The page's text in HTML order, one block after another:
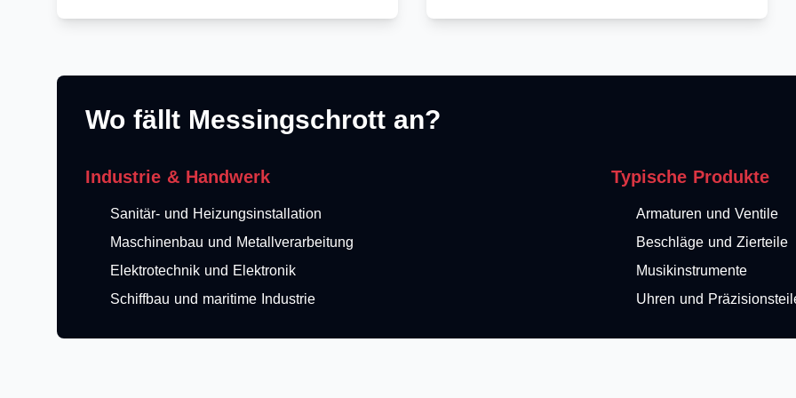
Wo fällt Messingschrott an?
Industrie & Handwerk
Sanitär- und Heizungsinstallation
Maschinenbau und Metallverarbeitung
Elektrotechnik und Elektronik
Schiffbau und maritime Industrie
Typische Produkte
Armaturen und Ventile
Beschläge und Zierteile
Musikinstrumente
Uhren und